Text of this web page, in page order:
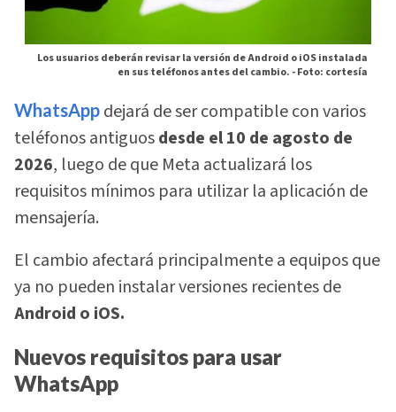
Los usuarios deberán revisar la versión de Android o iOS instalada
en sus teléfonos antes del cambio. -Foto: cortesía
WhatsApp dejará de ser compatible con varios
teléfonos antiguosdesde el 10 de agosto de
2026, luego de que Meta actualizará los
requisitos mínimos para utilizar la aplicación de
mensajería.
El cambio afectará principalmente a equipos que
ya no pueden instalar versiones recientes de
Android o iOS.
Nuevos requisitos para usar
WhatsApp